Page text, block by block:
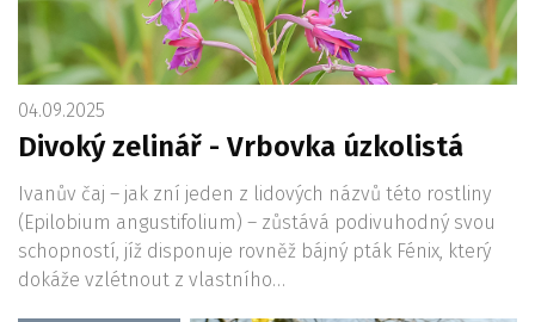
04.09.2025
Divoký zelinář - Vrbovka úzkolistá
Ivanův čaj – jak zní jeden z lidových názvů této rostliny
(Epilobium angustifolium) – zůstává podivuhodný svou
schopností, jíž disponuje rovněž bájný pták Fénix, který
dokáže vzlétnout z vlastního…